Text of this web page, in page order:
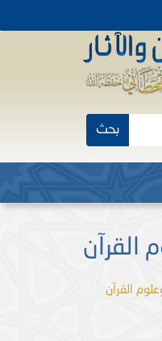
بحث
القرآن
القرآن